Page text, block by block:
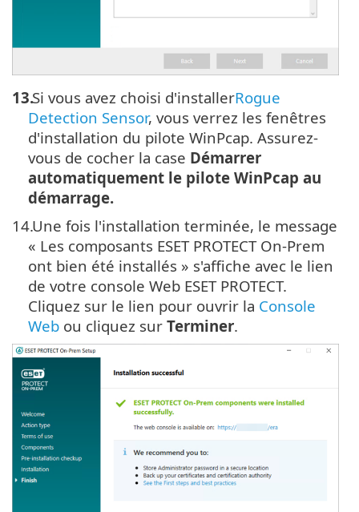
13.Si vous avez choisi d'installerRogue
Detection Sensor, vous verrez les fenêtres
d'installation du pilote WinPcap. Assurez-
vous de cocher la case Démarrer
automatiquement le pilote WinPcap au
démarrage.
14.Une fois l'installation terminée, le message
« Les composants ESET PROTECT On-Prem
ont bien été installés » s'affiche avec le lien
de votre console Web ESET PROTECT.
Cliquez sur le lien pour ouvrir la Console
Web ou cliquez sur Terminer.